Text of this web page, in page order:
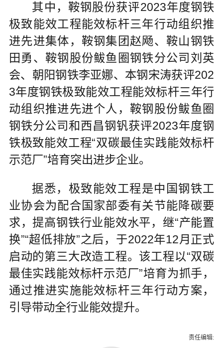
其中，鞍钢股份获评2023年度钢铁
极致能效工程能效标杆三年行动组织推
进先进集体，鞍钢集团赵飏、鞍山钢铁
田勇、鞍钢股份鲅鱼圈钢铁分公司刘英
会、朝阳钢铁李亚娜、本钢宋涛获评202
3年度钢铁极致能效工程能效标杆三年行
动组织推进先进个人，鞍钢股份鲅鱼圈
钢铁分公司和西昌钢钒获评2023年度钢
铁极致能效工程“双碳最佳实践能效标杆
示范厂”培育突出进步企业。
据悉，极致能效工程是中国钢铁工
业协会为配合国家部委有关节能降碳要
求，提高钢铁行业能效水平，继“产能置
换”“超低排放”之后，于2022年12月正式
启动的第三大改造工程。该工程以“双碳
最佳实践能效标杆示范厂”培育为抓手，
通过推进实施能效标杆三年行动方案，
引导带动全行业能效提升。
责任编辑: